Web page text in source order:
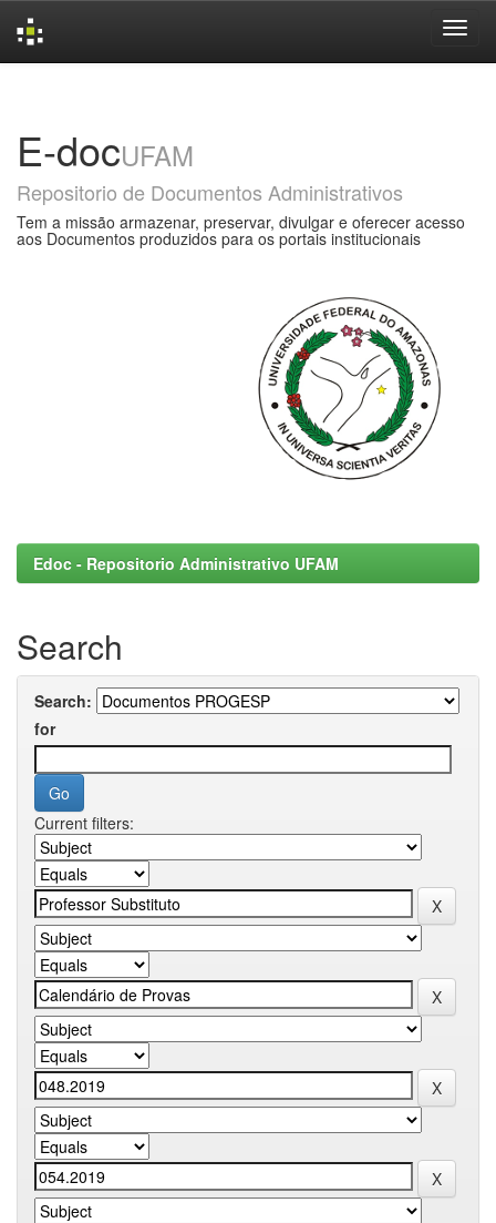
E-docUFAM
Repositorio de Documentos Administrativos
Tem a missão armazenar, preservar, divulgar e oferecer acesso
aos Documentos produzidos para os portais institucionais
Edoc - Repositorio Administrativo UFAM
Search
Search:
for
Current filters: